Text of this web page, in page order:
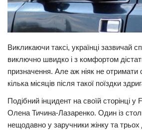
Цікаво
Наука
Технології
Історії
Здоров’я
Події
Викликаючи таксі, українці зазвичай
виключно швидко і з комфортом
призначення. Але аж ніяк не отримати
кілька місяців після такої поїздки
Подібний інцидент на своїй сторінці
Олена Тичина-Лазаренко. Один із
нещодавно у заручники жінку та трьох